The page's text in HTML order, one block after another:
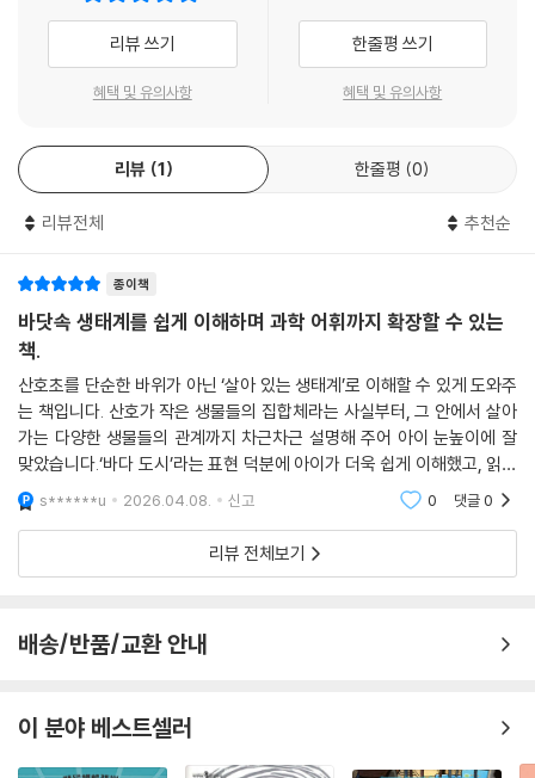
· 우리 아이 수준에 딱 맞춘 3단계 과학 독서
초등 과학 교과와 연계된 이 시리즈는 생물, 지구, 우주 등 다양한 과학 주
의 중요 주제인 자석, 태양계, 물의 순환까지 총망라했다. 뿐만 아니라 아이
에게 꼭 필요한 과학 정보의 깊이와 읽기 난이도에 따라 3단계로 나누었
다. 단계별로 초등 과학 교과의 핵심 용어와 개념을 알기 쉽게 설명하며, 아
이들의 과학적 사고력 성장을 돕는다.
· LEVEL 1: 기초 과학 용어 4~5개를 배우고, 페이지당 2~3문장으로 이
루어진 짧은 글을 읽으며 과학에 흥미를 키울 수 있다. (예: 포식자, 부화
등)
· LEVEL 2: 초등 과학 교과서에 나오는 기본 용어 6~7개와 간단한 과학
개념을 익힐 수 있다. 페이지당 4~5문장으로 혼자 책 읽기 연습을 하기에
좋다. (예: 한살이, 반사 등)
· LEVEL 3: 초등 과학 심화 용어 10개 이상과 복잡한 과학 원리를 쉽게 배
울 수 있다. 긴 문장으로 구성되어 독해력을 기르는 데 효과적이다. (예: 자
기력, 소행성, 수분 등)
리뷰 쓰기
혜택 및 유의사항
한줄평 쓰기
혜택 및 유의사항
리뷰 1 한줄평 0
리뷰전체 추천순
종이책
바닷속 생태계를 쉽게 이해하며 과학 어휘까지 확장할 수 있는
책.
산호초를 단순한 바위가 아닌 ‘살아 있는 생태계’로 이해할 수 있게 도와주
는 책입니다. 산호가 작은 생물들의 집합체라는 사실부터, 그 안에서 살아
가는 다양한 생물들의 관계까지 차근차근 설명해 주어 아이 눈높이에 잘
맞았습니다.‘바다 도시’라는 표현 덕분에 아이가 더욱 쉽게 이해했고, 읽으
면서 자연스럽게 ‘생태계’, ‘환경’과 같은 과학 어휘도 익히게 되는 점이 인
상적
s******u 2026.04.08. 신고 0 댓글0
리뷰 전체보기
배송/반품/교환 안내
이 분야 베스트셀러